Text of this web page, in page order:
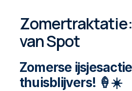
van Spot
Zomerse
thuisblijvers! 🍦☀️